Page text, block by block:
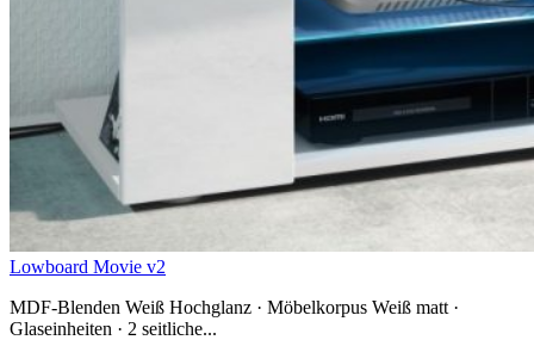
Lowboard Movie v2
MDF-Blenden Weiß Hochglanz · Möbelkorpus Weiß matt ·
Glaseinheiten · 2 seitliche...